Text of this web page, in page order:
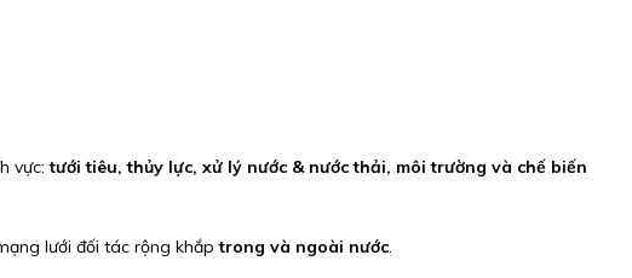
vực:tưới tiêu, thủy lực, xử lý nước & nước thải, môi trường và chế biến
lưới đối tác rộng khắptrong và ngoài nước.